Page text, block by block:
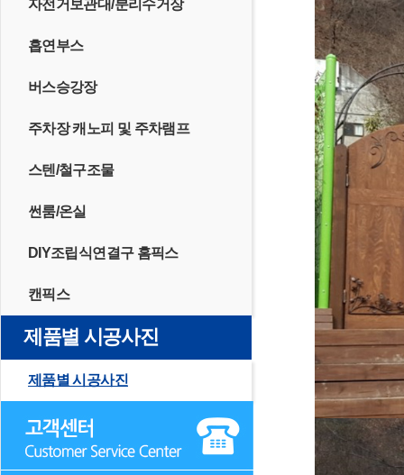
자전거보관대/분리수거장
흡연부스
버스승강장
주차장 캐노피 및 주차램프
스텐/철구조물
썬룸/온실
DIY조립식연결구 홈픽스
캔픽스
제품별 시공사진
제품별 시공사진